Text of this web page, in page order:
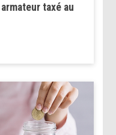
taxé au